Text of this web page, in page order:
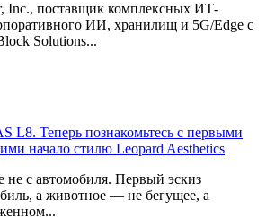
Inc., поставщик комплексных ИТ-
ИИ, хранилищ и 5G/Edge с
Solutions...
L8. Теперь познакомьтесь с первыми
начало стилю Leopard Aesthetics
не с автомобиля. Первый эскиз
а животное — не бегущее, а